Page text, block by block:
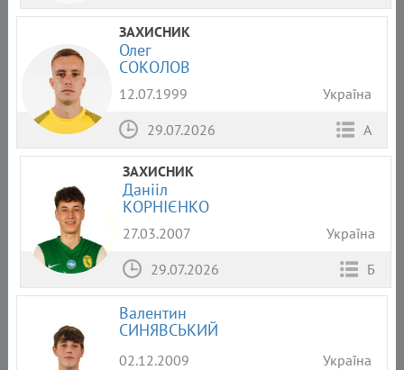
ЗАХИСНИК
Олег
СОКОЛОВ
12.07.1999
Україна
29.07.2026
А
ЗАХИСНИК
Данііл
КОРНІЄНКО
27.03.2007
Україна
29.07.2026
Б
Валентин
СИНЯВСЬКИЙ
02.12.2009 Україна